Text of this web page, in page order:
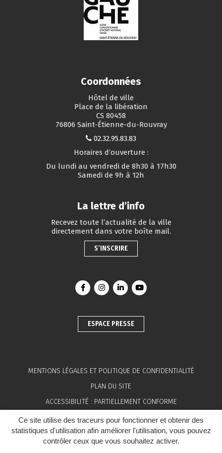
Ce site utilise des traceurs pour fonctionner et obtenir des
statistiques d'utilisation afin améliorer l'utilisation, vous pouvez
contrôler ceux que vous souhaitez activer.
Coordonnées
Hôtel de ville
Place de la libération
CS 80458
76806 Saint-Étienne-du-Rouvray
02.32.95.83.83
Horaires d’ouverture :
Du lundi au vendredi de 8h30 à 17h30
Samedi de 9h à 12h
La lettre d’info
Recevez toute l’actualité de la ville
directement dans votre boîte mail.
S’INSCRIRE
Lien vers le compte Facebook
Lien vers le compte Instagram
Lien vers le compte Linkedin
Lien vers la chaîne
ESPACE PRESSE
MENTIONS LÉGALES ET POLITIQUE DE CONFIDENTIALITÉ
PLAN DU SITE
ACCESSIBILITÉ : PARTIELLEMENT CONFORME
OFFRES D’EMPLOI
VENTES MUNICIPALES
MARCHÉS PUBLICS